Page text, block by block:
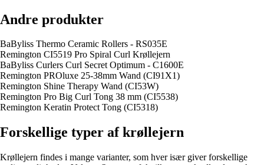
Andre produkter
BaByliss Thermo Ceramic Rollers - RS035E
Remington CI5519 Pro Spiral Curl Krøllejern
BaByliss Curlers Curl Secret Optimum - C1600E
Remington PROluxe 25-38mm Wand (CI91X1)
Remington Shine Therapy Wand (CI53W)
Remington Pro Big Curl Tong 38 mm (CI5538)
Remington Keratin Protect Tong (CI5318)
Forskellige typer af krøllejern
Krøllejern findes i mange varianter, som hver især giver forskellige